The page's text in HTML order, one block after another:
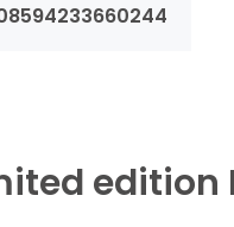
edition